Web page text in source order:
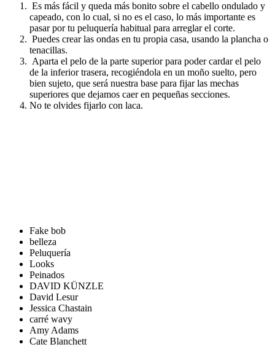
Es más fácil y queda más bonito sobre el cabello ondulado y
capeado, con lo cual, si no es el caso, lo más importante es
pasar por tu peluquería habitual para arreglar el corte.
Puedes crear las ondas en tu propia casa, usando la plancha o
tenacillas.
Aparta el pelo de la parte superior para poder cardar el pelo
de la inferior trasera, recogiéndola en un moño suelto, pero
bien sujeto, que será nuestra base para fijar las mechas
superiores que dejamos caer en pequeñas secciones.
No te olvides fijarlo con laca.
Fake bob
belleza
Peluquería
Looks
Peinados
DAVID KÜNZLE
David Lesur
Jessica Chastain
carré wavy
Amy Adams
Cate Blanchett